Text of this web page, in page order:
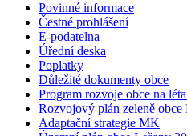
Povinné informace
Čestné prohlášení
E-podatelna
Úřední deska
Poplatky
Důležité dokumenty obce
Program rozvoje obce na
Rozvojový plán zeleně obce
Adaptační strategie MK